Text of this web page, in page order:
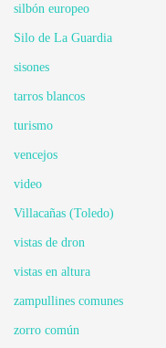
silbón europeo
Silo de La Guardia
sisones
tarros blancos
turismo
vencejos
video
Villacañas (Toledo)
vistas de dron
vistas en altura
zampullines comunes
zorro común